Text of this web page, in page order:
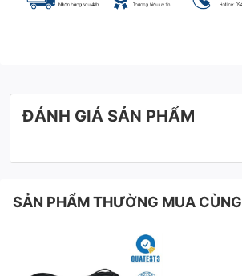
ĐÁNH GIÁ SẢN PHẨM
SẢN PHẨM THƯỜNG MUA CÙNG